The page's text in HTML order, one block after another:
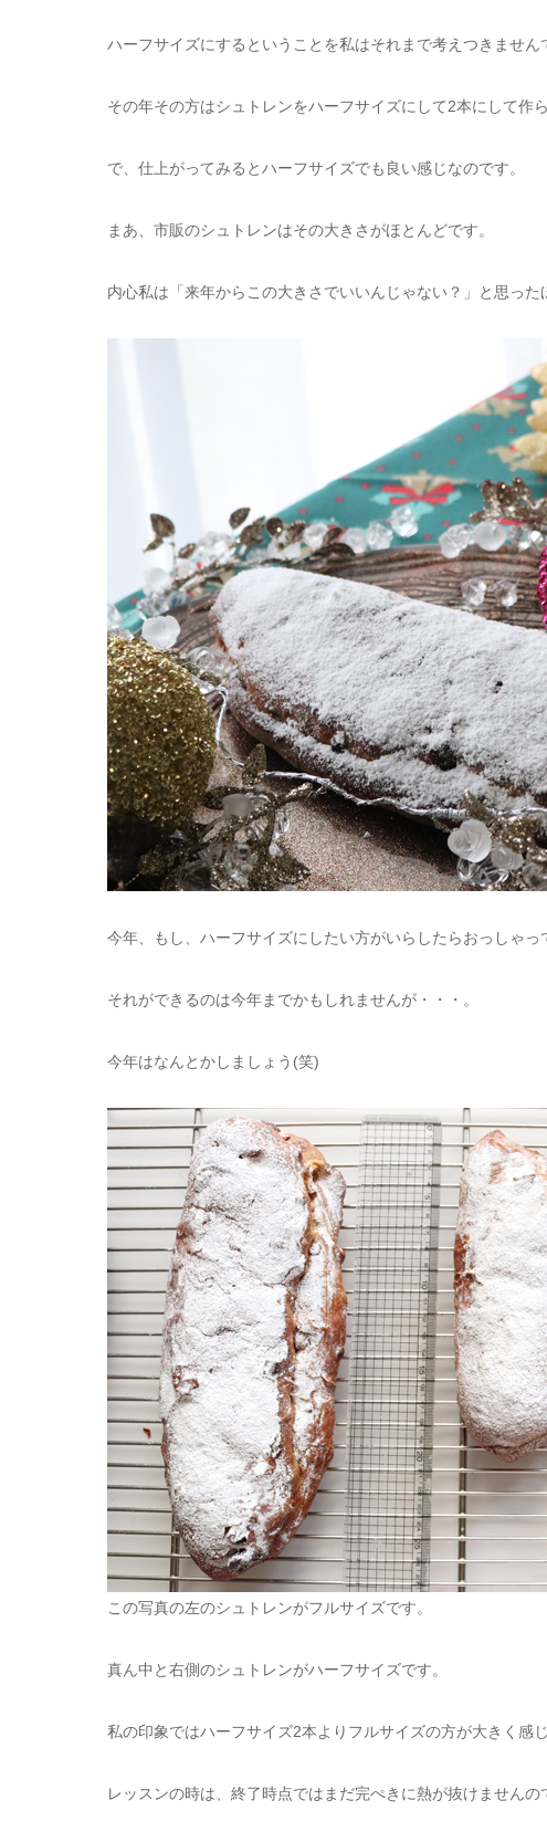
ハーフサイズにするということを私はそれまで考えつきません
その年その方はシュトレンをハーフサイズにして2本にして作ら
で、仕上がってみるとハーフサイズでも良い感じなのです。
まあ、市販のシュトレンはその大きさがほとんどです。
内心私は「来年からこの大きさでいいんじゃない？」と思った
今年、もし、ハーフサイズにしたい方がいらしたらおっしゃっ
それができるのは今年までかもしれませんが・・・。
今年はなんとかしましょう(笑)
この写真の左のシュトレンがフルサイズです。
真ん中と右側のシュトレンがハーフサイズです。
私の印象ではハーフサイズ2本よりフルサイズの方が大きく感
レッスンの時は、終了時点ではまだ完ぺきに熱が抜けませんの